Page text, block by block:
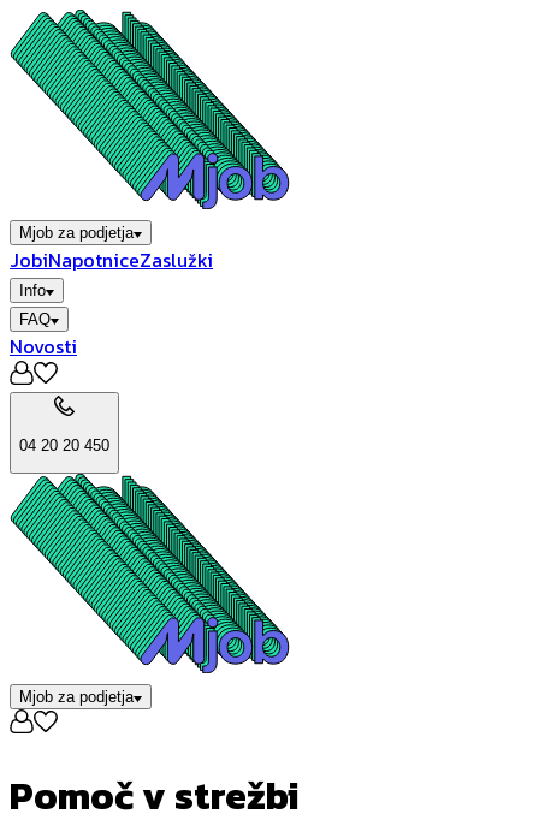
Mjob za podjetja
JobiNapotniceZaslužki
Info
FAQ
Novosti
04 20 20 450
Mjob za podjetja
Pomoč v strežbi